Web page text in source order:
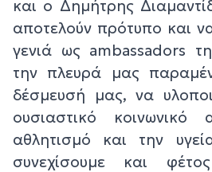
και ο Δημήτρης
αποτελούν πρότυπο και
γενιά ως ambassadors
την πλευρά μας
δέσμευσή μας, να
ουσιαστικό
αθλητισμό και την
συνεχίσουμε και